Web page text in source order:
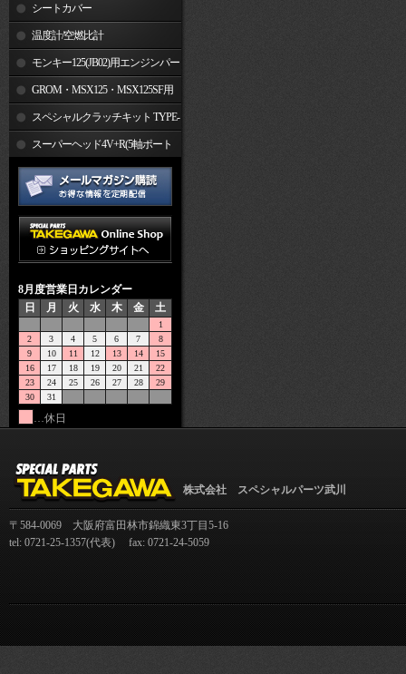
シートカバー
温度計/空燃比計
モンキー125(JB02)用エンジンパー
ツ GROM・MSX125・MSX125SF用
エンジンパーツ
スペシャルクラッチキット TYPE-
スーパーヘッド4V+R(5軸ポート
加工)
8月度営業日カレンダー
日
月 火 水 木 金 土
1
2
3 4 5 6 7
8
9
10 11 12 13 14
15
16
17 18 19 20 21
22
23
24 25 26 27 28
29
30
31
…休日
株式会社 スペシャルパーツ武川
〒584-0069 大阪府富田林市錦織東3丁目5-16
tel: 0721-25-1357(代表) fax: 0721-24-5059